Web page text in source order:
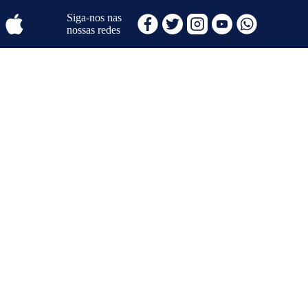
Siga-nos nas
nossas redes